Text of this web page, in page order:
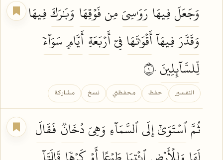
وَجَعَلَفِيهَا رَوَٰسِيَمِنفَوۡقِهَا وَبَٰرَكَفِيهَا
وَقَدَّرَفِيهَآأَقۡوَٰتَهَافِيٓأَرۡبَعَةِ أَيَّامٖسَوَآءٗ
لِّلسَّآئِلِينَ
التفسير حفظ محفظتي نسخ مشاركة
ثُمَّٱسۡتَوَىٰٓإِلَىٱلسَّمَآءِ وَهِيَدُخَانٞ فَقَالَ